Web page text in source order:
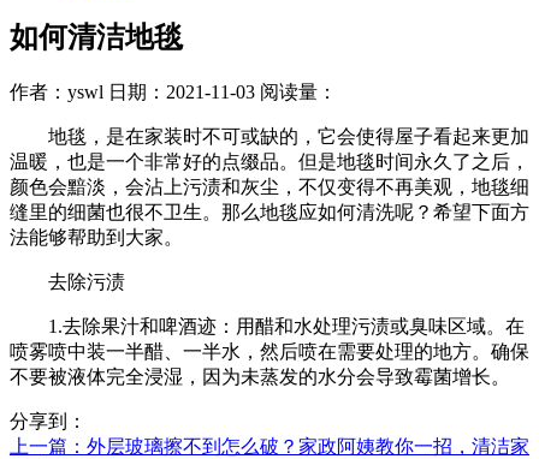
如何清洁地毯
作者：yswl 日期：2021-11-03 阅读量：
地毯，是在家装时不可或缺的，它会使得屋子看起来更加
温暖，也是一个非常好的点缀品。但是地毯时间永久了之后，
颜色会黯淡，会沾上污渍和灰尘，不仅变得不再美观，地毯细
缝里的细菌也很不卫生。那么地毯应如何清洗呢？希望下面方
法能够帮助到大家。
去除污渍
1.去除果汁和啤酒迹：用醋和水处理污渍或臭味区域。在
喷雾喷中装一半醋、一半水，然后喷在需要处理的地方。确保
不要被液体完全浸湿，因为未蒸发的水分会导致霉菌增长。
分享到：
上一篇 ：外层玻璃擦不到怎么破？家政阿姨教你一招，清洁家